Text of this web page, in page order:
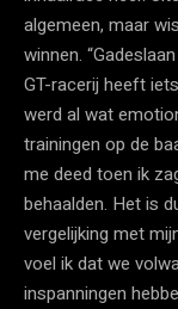
algemeen, maar
winnen.
GT-racerij heeft
werd al wat
trainingen op de
me deed toen ik
behaalden. Het is
vergelijking met
voel ik dat we
inspanningen